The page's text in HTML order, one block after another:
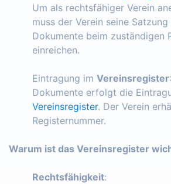
Um als rechtsfähiger Verein
muss der Verein seine
Dokumente beim zuständigen
einreichen.
Eintragung im Vereinsregister
Dokumente erfolgt die
Vereinsregister. Der Verein
Registernummer.
Warum ist das Vereinsregister
Rechtsfähigkeit: